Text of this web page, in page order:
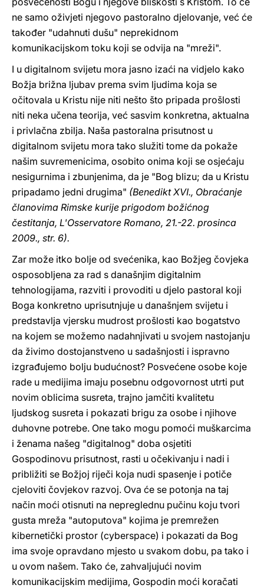
ne samo oživjeti njegovo pastoralno djelovanje, već će
također "udahnuti dušu" neprekidnom
komunikacijskom toku koji se odvija na "mreži".
I u digitalnom svijetu mora jasno izaći na vidjelo kako
Božja brižna ljubav prema svim ljudima koja se
očitovala u Kristu nije niti nešto što pripada prošlosti
niti neka učena teorija, već sasvim konkretna, aktualna
i privlačna zbilja. Naša pastoralna prisutnost u
digitalnom svijetu mora tako služiti tome da pokaže
našim suvremenicima, osobito onima koji se osjećaju
nesigurnima i zbunjenima, da je "Bog blizu; da u Kristu
pripadamo jedni drugima" (Benedikt XVI., Obraćanje
članovima Rimske kurije prigodom božićnog
čestitanja, L'Osservatore Romano, 21.-22. prosinca
2009., str. 6).
Zar može itko bolje od svećenika, kao Božjeg čovjeka
osposobljena za rad s današnjim digitalnim
tehnologijama, razviti i provoditi u djelo pastoral koji
Boga konkretno uprisutnjuje u današnjem svijetu i
predstavlja vjersku mudrost prošlosti kao bogatstvo
na kojem se možemo nadahnjivati u svojem nastojanju
da živimo dostojanstveno u sadašnjosti i ispravno
izgrađujemo bolju budućnost? Posvećene osobe koje
rade u medijima imaju posebnu odgovornost utrti put
novim oblicima susreta, trajno jamčiti kvalitetu
ljudskog susreta i pokazati brigu za osobe i njihove
duhovne potrebe. One tako mogu pomoći muškarcima
i ženama našeg "digitalnog" doba osjetiti
Gospodinovu prisutnost, rasti u očekivanju i nadi i
približiti se Božjoj riječi koja nudi spasenje i potiče
cjeloviti čovjekov razvoj. Ova će se potonja na taj
način moći otisnuti na nepreglednu pučinu koju tvori
gusta mreža "autoputova" kojima je premrežen
kibernetički prostor (cyberspace) i pokazati da Bog
ima svoje opravdano mjesto u svakom dobu, pa tako i
u ovom našem. Tako će, zahvaljujući novim
komunikacijskim medijima, Gospodin moći koračati